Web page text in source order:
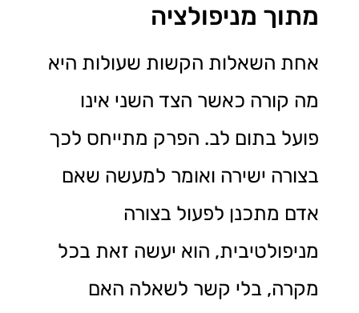
מתוך מניפולציה
אחת השאלות הקשות שעולות היא
מה קורה כאשר הצד השני אינו
פועל בתום לב. הפרק מתייחס לכך
בצורה ישירה ואומר למעשה שאם
אדם מתכנן לפעול בצורה
מניפולטיבית, הוא יעשה זאת בכל
מקרה, בלי קשר לשאלה האם